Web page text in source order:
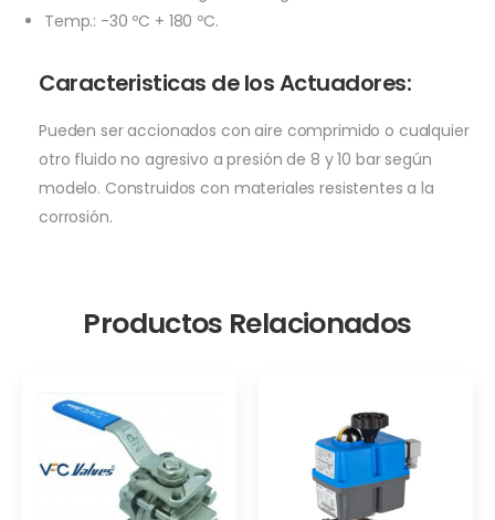
Temp.: -30 ºC + 180 ºC.
Caracteristicas de los Actuadores:
Pueden ser accionados con aire comprimido o cualquier
otro fluido no agresivo a presión de 8 y 10 bar según
modelo. Construidos con materiales resistentes a la
corrosión.
Productos Relacionados